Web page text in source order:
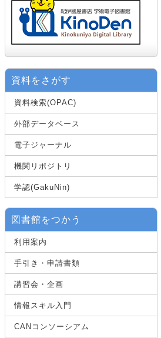
資料をさがす
資料検索(OPAC)
外部データベース
電子ジャーナル
機関リポジトリ
学認(GakuNin)
図書館をつかう
利用案内
手引き・申請書類
講習会・企画
情報スキル入門
CANコンソーシアム